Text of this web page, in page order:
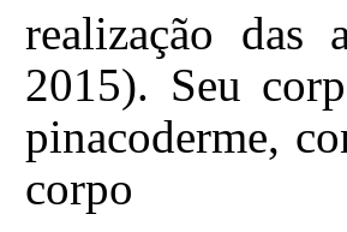
realização das
2015). Seu
pinacoderme,
corpo